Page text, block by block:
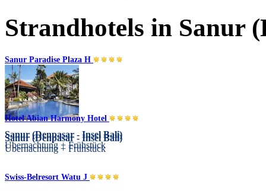
Strandhotels in Sanur
Sanur Paradise Plaza H
Sanur (Denpasar - Insel Bali)
Übernachtung + Frühstück
Hotel Abian Harmony Hotel
Sanur (Denpasar - Insel Bali)
Übernachtung + Frühstück
Swiss-Belresort Watu J